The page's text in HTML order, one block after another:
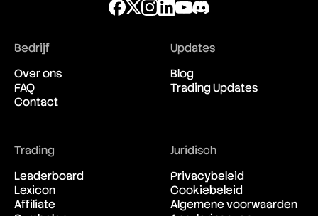
Bull Put Spread Strategy
Bull Trap
Bullish Abandoned Baby
Bullish Harami
Butterfly Spread Options Strategy
Buy Limit Order
Buy Stop Order
Bedrijf
Over ons
FAQ
Contact
Updates
Blog
Trading Updates
Trading
Leaderboard
Lexicon
Affiliate
Juridisch
Privacybeleid
Cookiebeleid
Algemene voorwaarden